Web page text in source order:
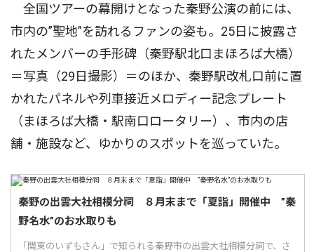
全国ツアーの幕開けとなった秦野公演の前には、
市内の”聖地”を訪れるファンの姿も。25日に披露さ
れたメンバーの手形碑（秦野駅北口まほろば大橋）
＝写真（29日撮影）＝のほか、秦野駅改札口前に置
かれたパネルや列車接近メロディー記念プレート
（まほろば大橋・駅南口ロータリー）、市内の店
舗・施設など、ゆかりのスポットを巡っていた。
秦野の出雲大社相模分祠 ８月末まで「夏詣」開催中 ”秦
野名水”のお水取りも
「関東のいずもさん」で知られる秦野市の出雲大社相模分祠で、さ